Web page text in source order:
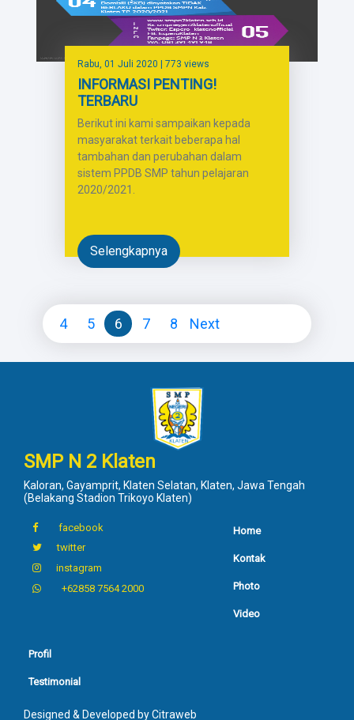
Rabu, 01 Juli 2020 | 773 views
INFORMASI PENTING!
TERBARU
Berikut ini kami sampaikan kepada
masyarakat terkait beberapa hal
tambahan dan perubahan dalam
sistem PPDB SMP tahun pelajaran
2020/2021.
Selengkapnya
4 5 6 7 8 Next
SMP N 2 Klaten
Kaloran, Gayamprit, Klaten Selatan, Klaten, Jawa Tengah
(Belakang Stadion Trikoyo Klaten)
facebook
twitter
instagram
+62858 7564 2000
Home
Kontak
Photo
Video
Profil
Testimonial
Designed & Developed byCitraweb